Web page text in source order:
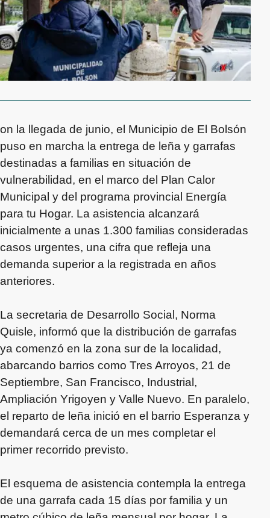
on la llegada de junio, el Municipio de El Bolsón
puso en marcha la entrega de leña y garrafas
destinadas a familias en situación de
vulnerabilidad, en el marco del Plan Calor
Municipal y del programa provincial Energía
para tu Hogar. La asistencia alcanzará
inicialmente a unas 1.300 familias consideradas
casos urgentes, una cifra que refleja una
demanda superior a la registrada en años
anteriores.
La secretaria de Desarrollo Social, Norma
Quisle, informó que la distribución de garrafas
ya comenzó en la zona sur de la localidad,
abarcando barrios como Tres Arroyos, 21 de
Septiembre, San Francisco, Industrial,
Ampliación Yrigoyen y Valle Nuevo. En paralelo,
el reparto de leña inició en el barrio Esperanza y
demandará cerca de un mes completar el
primer recorrido previsto.
El esquema de asistencia contempla la entrega
de una garrafa cada 15 días por familia y un